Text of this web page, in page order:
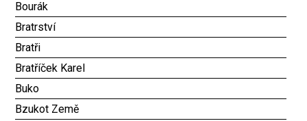
Bourák
Bratrství
Bratři
Bratříček Karel
Buko
Bzukot Země